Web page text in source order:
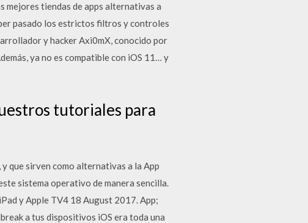
mejores tiendas de apps alternativas a
pasado los estrictos filtros y controles
y hacker Axi0mX, conocido por
ya no es compatible con iOS 11… y
tutoriales para
que sirven como alternativas a la App
sistema operativo de manera sencilla.
y Apple TV4 18 August 2017. App;
a tus dispositivos iOS era toda una